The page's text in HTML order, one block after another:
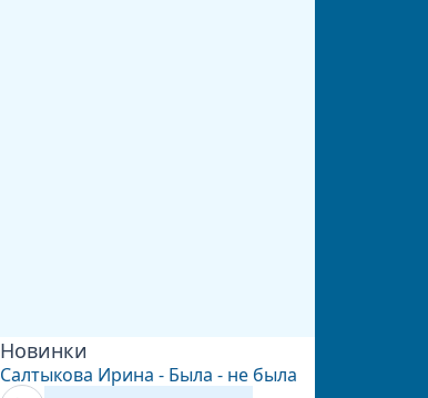
Новинки
Салтыкова Ирина - Была - не была